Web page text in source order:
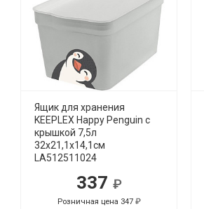
Ящик для хранения
KEEPLEX Happy Penguin с
крышкой 7,5л
32х21,1х14,1см
LA512511024
337
Розничная цена 347
руб.
руб.